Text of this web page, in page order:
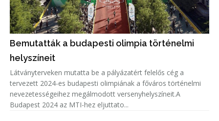
Bemutatták a budapesti olimpia történelmi
helyszíneit
Látványterveken mutatta be a pályázatért felelős cég a
tervezett 2024-es budapesti olimpiának a főváros történelmi
nevezetességeihez megálmodott versenyhelyszíneit.A
Budapest 2024 az MTI-hez eljuttato...